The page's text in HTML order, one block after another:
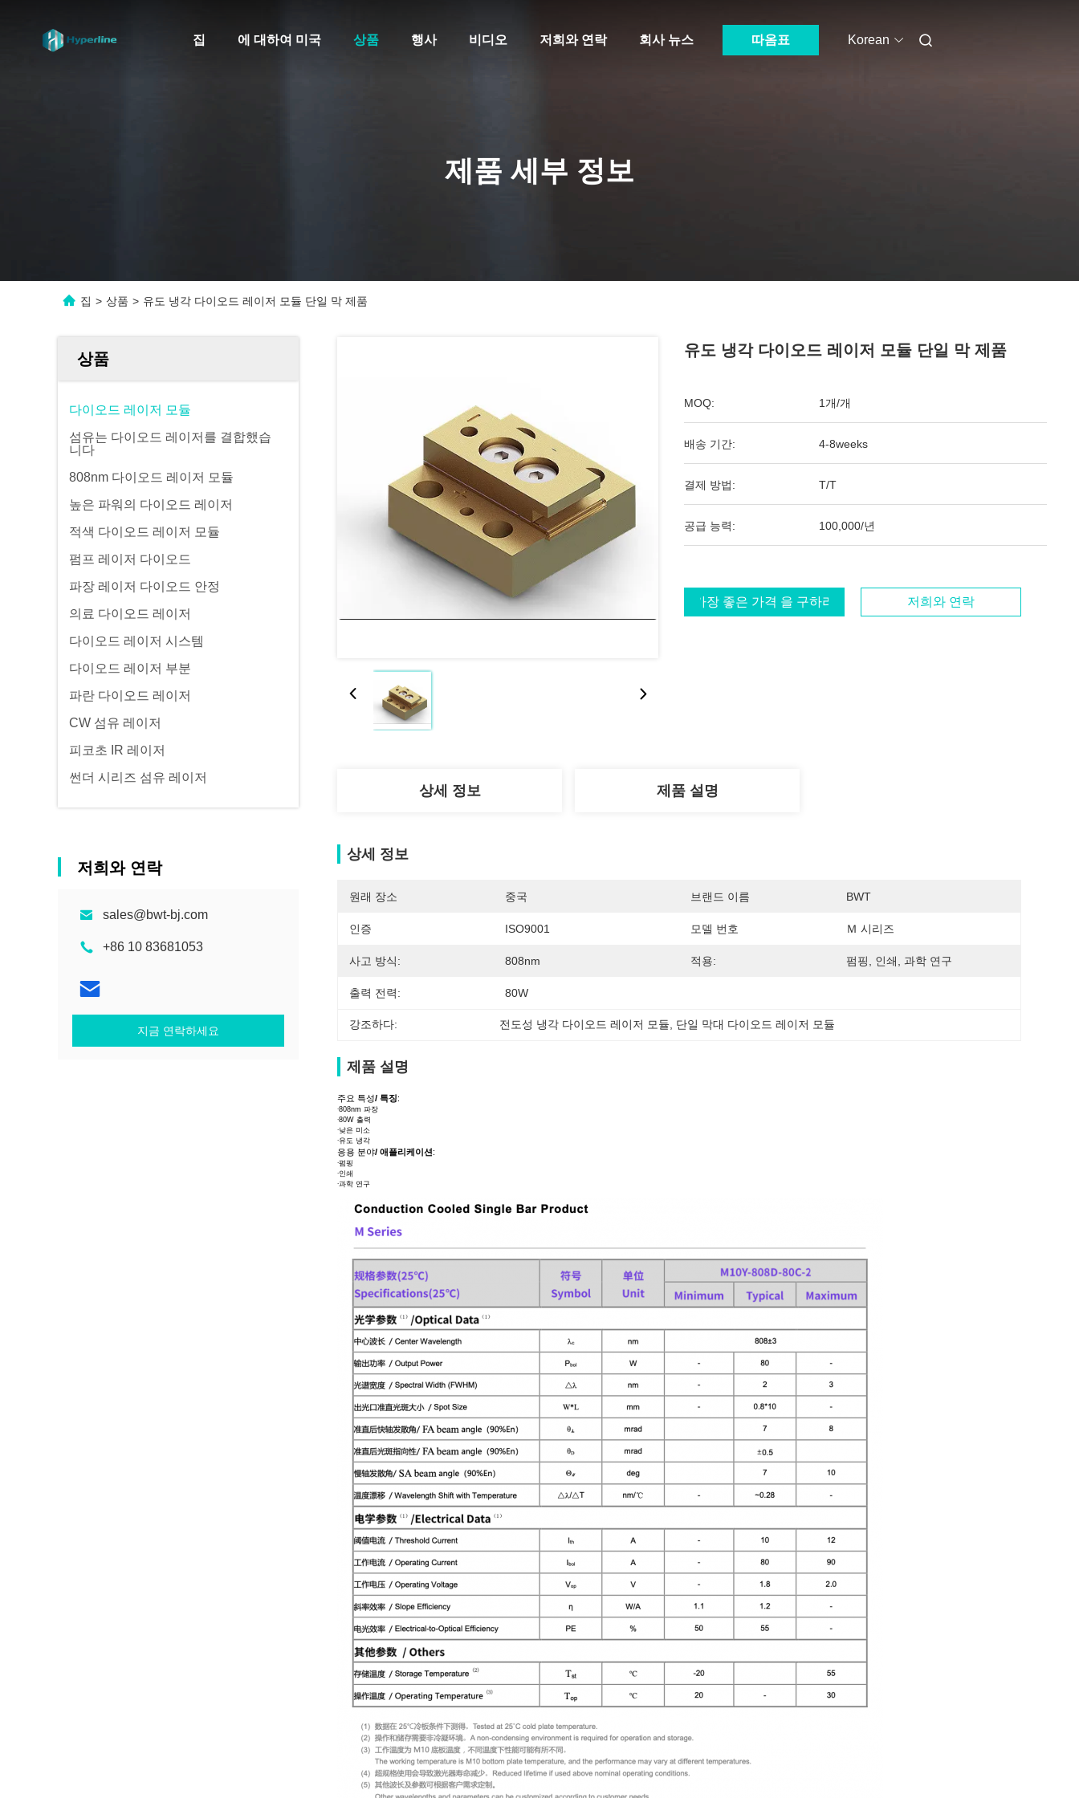
집 에 대하여 미국 상품 행사 비디오 저희와 연락 회사 뉴스 따옴표 Korean
제품 세부 정보
집 > 상품 > 유도 냉각 다이오드 레이저 모듈 단일 막 제품
상품
다이오드 레이저 모듈
섬유는 다이오드 레이저를 결합했습
니다
808nm 다이오드 레이저 모듈
높은 파워의 다이오드 레이저
적색 다이오드 레이저 모듈
펌프 레이저 다이오드
파장 레이저 다이오드 안정
의료 다이오드 레이저
다이오드 레이저 시스템
다이오드 레이저 부분
파란 다이오드 레이저
CW 섬유 레이저
피코초 IR 레이저
썬더 시리즈 섬유 레이저
저희와 연락
sales@bwt-bj.com
+86 10 83681053
지금 연락하세요
유도 냉각 다이오드 레이저 모듈 단일 막 제품
MOQ: 1개/개
배송 기간: 4-8weeks
결제 방법: T/T
공급 능력: 100,000/년
가장 좋은 가격 을 구하라 저희와 연락
상세 정보 제품 설명
상세 정보
원래 장소 중국 브랜드 이름 BWT
인증 ISO9001 모델 번호 Ｍ 시리즈
사고 방식: 808nm 적용: 펌핑, 인쇄, 과학 연구
출력 전력: 80W
강조하다: 전도성 냉각 다이오드 레이저 모듈 단일 막대 다이오드 레이저 모듈
제품 설명
주요 특성/ 특징:
∙808nm 파장
∙80W 출력
∙낮은 미소
∙유도 냉각
응용 분야/ 애플리케이션:
∙펌핑
∙인쇄
∙과학 연구